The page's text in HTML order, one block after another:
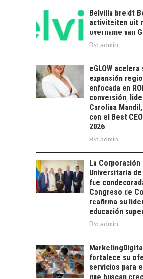
innovación para
startups…
LA
TRANSFORMACIÓN
DE LOS RECURSOS
HUMANOS EN LAS
EMPRESAS
CHILENAS
La transformación
estratégica de los
recursos humanos en
las empresas…
FINANCIAMIENTO
PARA PYMES EN
CHILE:
ALTERNATIVAS MÁS
ALLÁ DEL CRÉDITO
BANCARIO
pymes en Chile:
alternativas que
trascienden el
crédito…
EL CRECIMIENTO DE
LOS SERVICIOS
DIGITALES
EXPORTADOS DESDE
CHILE
El auge de las
exportaciones de
servicios digitales en
Chile:…
TURISMO EN EL
DESIERTO DE
ATACAMA:
Belvilla breidt
activiteiten uit
overname van
By: admin
eGLOW acelera
expansión
enfocada en
conversión,
Carolina
con el Best
2026
By: admin
La Corporación
Universitaria
fue
Congreso de
reafirma su
educación
By: admin
fortalece su
servicios para
que buscan